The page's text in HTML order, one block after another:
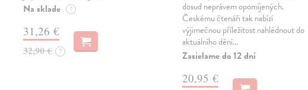
Na sklade ?
31,26 €
32,90 € ?
dosud neprávem opomíjených.
Českému čtenáři tak nabízí
výjimečnou příležitost nahlédnout do
aktuálního dění…
Zasielame do 12 dní
20,95 €